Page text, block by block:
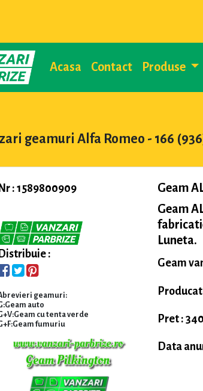
Acasa Contact Produse
geamuri Alfa Romeo - 166
Nr : 1589800909
Distribuie :
geamuri:
auto
cu tenta verde
fumuriu
Geam
Geam
Luneta.
Geam
Pret :
Data